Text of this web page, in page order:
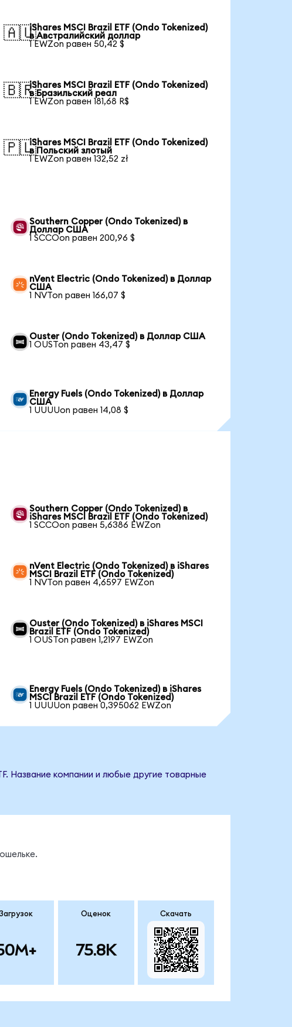
🇦🇺iShares MSCI Brazil ETF (Ondo Tokenized)
в Австралийский доллар
1 EWZon равен 50,42 $
🇧🇷iShares MSCI Brazil ETF (Ondo Tokenized)
в Бразильский реал
1 EWZon равен 181,68 R$
🇵🇱iShares MSCI Brazil ETF (Ondo Tokenized)
в Польский злотый
1 EWZon равен 132,52 zł
Southern Copper (Ondo Tokenized) в
Доллар США
1 SCCOon равен 200,96 $
nVent Electric (Ondo Tokenized) в Доллар
США
1 NVTon равен 166,07 $
Ouster (Ondo Tokenized) в Доллар США
1 OUSTon равен 43,47 $
Energy Fuels (Ondo Tokenized) в Доллар
США
1 UUUUon равен 14,08 $
Southern Copper (Ondo Tokenized) в
iShares MSCI Brazil ETF (Ondo Tokenized)
1 SCCOon равен 5,6386 EWZon
nVent Electric (Ondo Tokenized) в iShares
MSCI Brazil ETF (Ondo Tokenized)
1 NVTon равен 4,6597 EWZon
Ouster (Ondo Tokenized) в iShares MSCI
Brazil ETF (Ondo Tokenized)
1 OUSTon равен 1,2197 EWZon
Energy Fuels (Ondo Tokenized) в iShares
MSCI Brazil ETF (Ondo Tokenized)
1 UUUUon равен 0,395062 EWZon
Название компании и любые другие товарные
Загрузок Оценок
75.8K
Скачать